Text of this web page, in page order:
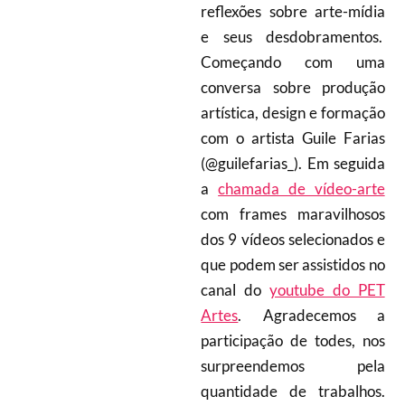
reflexões sobre arte-mídia
e seus desdobramentos.
Começando com uma
conversa sobre produção
artística, design e formação
com o artista Guile Farias
(@guilefarias_). Em seguida
achamada de vídeo-arte
com frames maravilhosos
dos 9 vídeos selecionados e
que podem ser assistidos no
canal do youtube do PET
Artes. Agradecemos a
participação de todes, nos
surpreendemos pela
quantidade de trabalhos.